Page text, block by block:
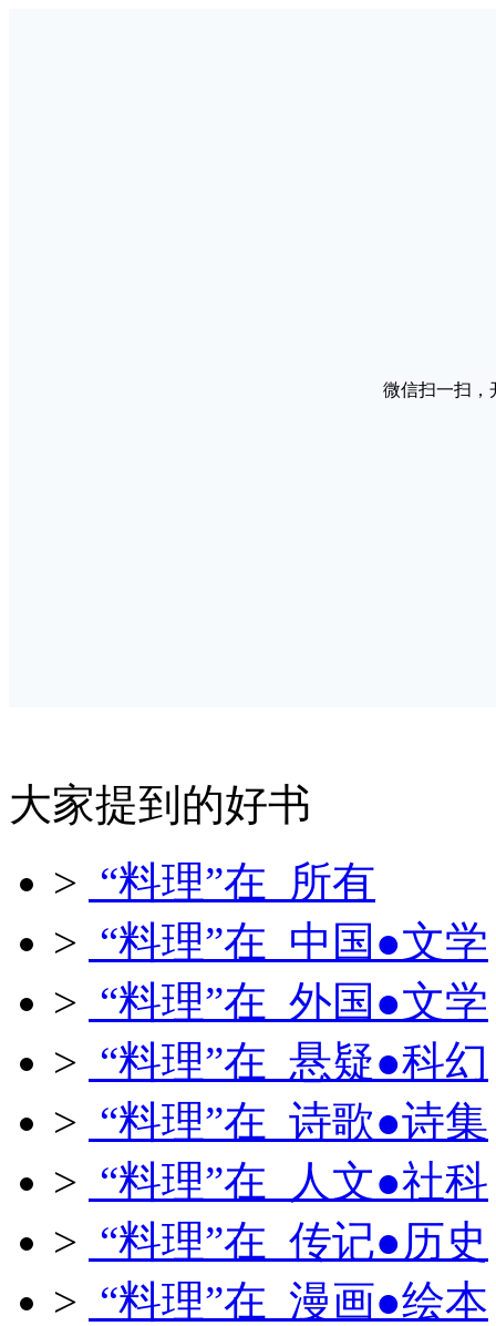
微信扫一扫，
大家提到的好书
> “料理”在 所有
> “料理”在 中国●文学
> “料理”在 外国●文学
> “料理”在 悬疑●科幻
> “料理”在 诗歌●诗集
> “料理”在 人文●社科
> “料理”在 传记●历史
> “料理”在 漫画●绘本